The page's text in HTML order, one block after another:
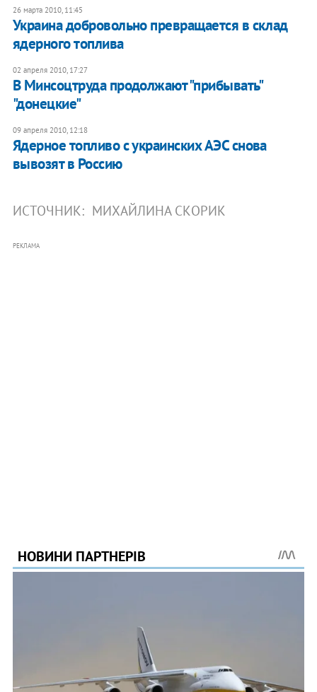
26 марта 2010, 11:45
Украина добровольно превращается в склад
ядерного топлива
02 апреля 2010, 17:27
В Минсоцтруда продолжают "прибывать"
"донецкие"
09 апреля 2010, 12:18
Ядерное топливо с украинских АЭС снова
вывозят в Россию
ИСТОЧНИК: МИХАЙЛИНА СКОРИК
РЕКЛАМА